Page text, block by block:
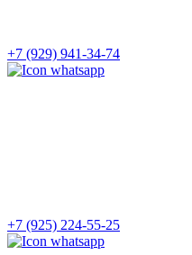
+7 (929) 941-34-74
+7 (925) 224-55-25